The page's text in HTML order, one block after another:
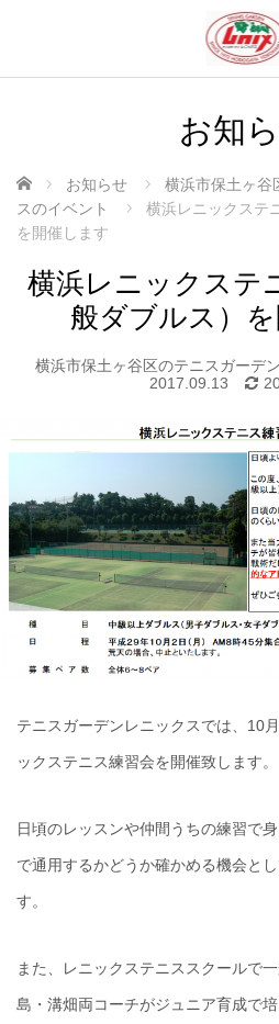
お知
ホーム お知らせ
横浜市保土ヶ谷
スのイベント
横浜レニックステ
を開催します
横浜レニックステ
般ダブルス）
横浜市保土ヶ谷区のテニスガーデ
2017.09.13
テニスガーデンレニックスでは、10
ックステニス練習会を開催致します。
日頃のレッスンや仲間うちの練習で
で通用するかどうか確かめる機会と
す。
また、レニックステニススクールで
島・溝畑両コーチがジュニア育成で